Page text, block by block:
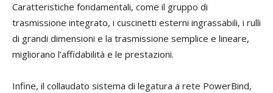
Caratteristiche fondamentali, come il gruppo di
trasmissione integrato, i cuscinetti esterni ingrassabili, i rulli
di grandi dimensioni e la trasmissione semplice e lineare,
migliorano l’affidabilità e le prestazioni.
Infine, il collaudato sistema di legatura a rete PowerBind,